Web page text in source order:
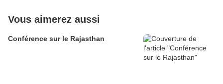
Vous aimerez aussi
Conférence sur le Rajasthan